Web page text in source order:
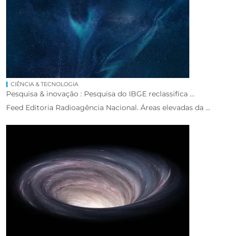
CIÊNCIA & TECNOLOGIA
Pesquisa & inovação : Pesquisa do IBGE reclassifica ...
Feed Editoria Radioagência Nacional. Áreas elevadas da ...